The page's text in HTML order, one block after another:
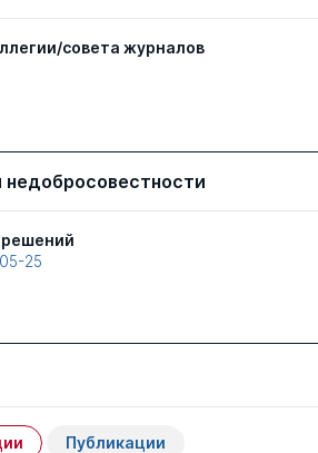
совета журналов
недобросовестности
решений
25
Публикации